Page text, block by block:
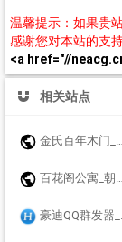
温馨提示：如果贵
感谢您对本站的支持
<a href="//
相关站点
金氏百年木门_北京金氏百年木业有限责任公司
百花阁公寓_朝阳区会所_会所点评_北京sizu会所
豪迪QQ群发器_微信群发器_2023群发助手软件免费使用